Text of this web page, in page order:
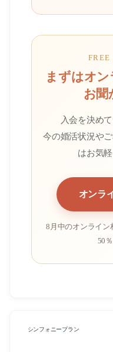
FREE
まずはオ
お聞
入会を決め
今の婚活状況や
はお気
オンラ
8月中のオンライン
50
シンフォニープラン